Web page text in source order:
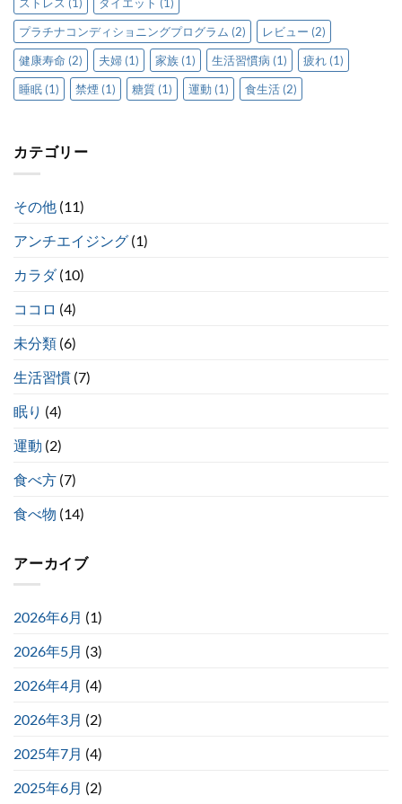
ストレス (1) ダイエット (1)
プラチナコンディショニングプログラム (2) レビュー (2)
健康寿命 (2) 夫婦 (1) 家族 (1) 生活習慣病 (1) 疲れ (1)
睡眠 (1) 禁煙 (1) 糖質 (1) 運動 (1) 食生活 (2)
カテゴリー
その他 (11)
アンチエイジング (1)
カラダ(10)
ココロ (4)
未分類 (6)
生活習慣 (7)
眠り (4)
運動 (2)
食べ方 (7)
食べ物 (14)
アーカイブ
2026年6月 (1)
2026年5月 (3)
2026年4月 (4)
2026年3月 (2)
2025年7月 (4)
2025年6月 (2)